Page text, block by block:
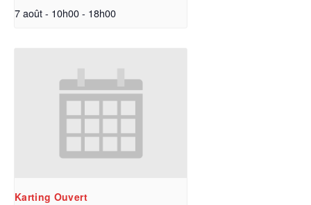
7 août - 10h00- 18h00
Karting Ouvert